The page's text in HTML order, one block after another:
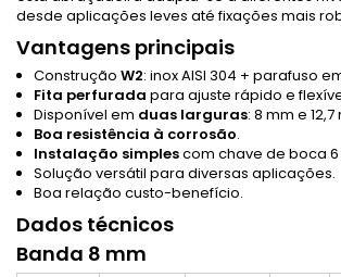
desde aplicações leves até fixações mais
Vantagens principais
Construção W2: inox AISI 304 + parafuso
Fita perfurada para ajuste rápido e
Disponível em duas larguras: 8 mm e 12,7
Boa resistência à corrosão.
Instalação simplescom chave de boca
Solução versátil para diversas aplicações.
Boa relação custo-benefício.
Dados técnicos
Banda 8 mm